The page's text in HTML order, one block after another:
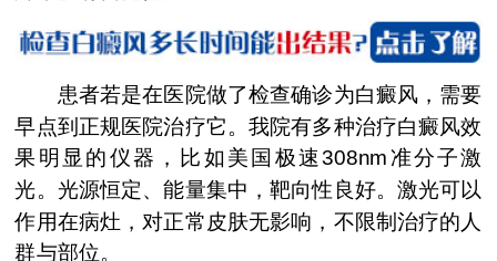
患者若是在医院做了检查确诊为白癜风，需要
早点到正规医院治疗它。我院有多种治疗白癜风效
果明显的仪器，比如美国极速308nm准分子激
光。光源恒定、能量集中，靶向性良好。激光可以
作用在病灶，对正常皮肤无影响，不限制治疗的人
群与部位。